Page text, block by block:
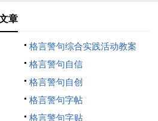
无知；戒情，情则无进。
说话重在信，办事重在实。
； 清廉，却能换来永久的幸福。
人， 身正方能带人，无私方能感
章
格言警句综合实践活动教案
格言警句自信
格言警句自创
格言警句字帖
格言警句字贴